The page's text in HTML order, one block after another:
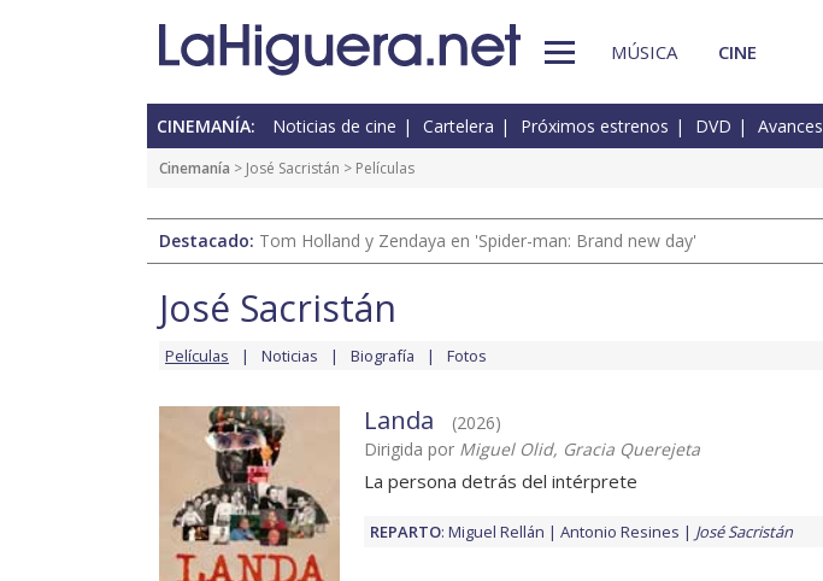
MÚSICA CINE
CINEMANÍA: Noticias de cine Cartelera Próximos estrenos DVD Avances
Cinemanía > José Sacristán > Películas
Destacado: Tom Holland y Zendaya en 'Spider-man: Brand new day'
José Sacristán
Películas Noticias Biografía Fotos
Landa
(2026)
Dirigida por Miguel Olid, Gracia Querejeta
La persona detrás del intérprete
REPARTO: Miguel Rellán Antonio Resines José Sacristán